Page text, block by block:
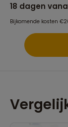
18 dagen
Bijkomende kosten